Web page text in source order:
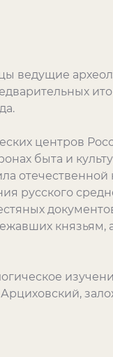
ведущие
центров
быта и
русского
князьям,